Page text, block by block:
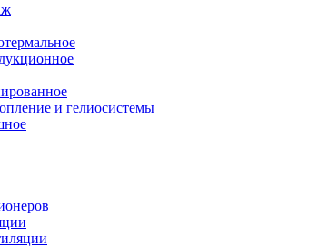
и гелиосистемы